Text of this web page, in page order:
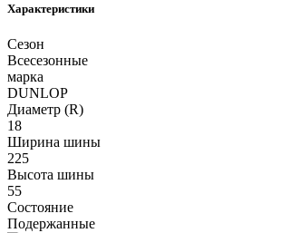
Характеристики
Сезон
Всесезонные
марка
DUNLOP
Диаметр (R)
18
Ширина шины
225
Высота шины
55
Состояние
Подержанные